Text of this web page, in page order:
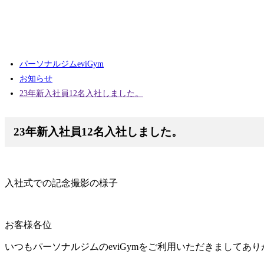
パーソナルジムeviGym
お知らせ
23年新入社員12名入社しました。
23年新入社員12名入社しました。
入社式での記念撮影の様子
お客様各位
いつもパーソナルジムのeviGymをご利用いただきましてあり